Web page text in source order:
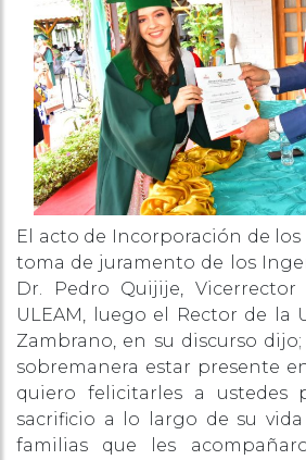
El acto de Incorporación de
toma de juramento de los
Dr. Pedro Quijije,
ULEAM, luego el Rector de la
Zambrano, en su discurso
sobremanera estar presente
quiero felicitarles a ustedes
sacrificio a lo largo de su
familias que les